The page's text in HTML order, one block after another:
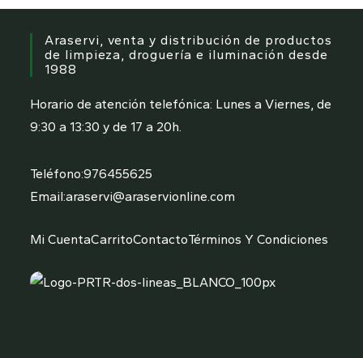
6,09 €.4,79 €.
Araservi, venta y distribución de productos
de limpieza, droguería e iluminación desde
1988
Horario de atención telefónica: Lunes a Viernes, de
9:30 a 13:30 y de 17 a 20h.
Teléfono:976455625
abre
tu
Email:araservi@araservionline.com
en
aplicación
Mi CuentaCarritoContactoTérminos Y Condiciones